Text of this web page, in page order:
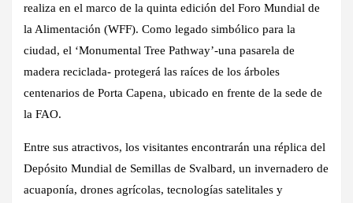
realiza en el marco de la quinta edición del Foro Mundial de
la Alimentación (WFF). Como legado simbólico para la
ciudad, el ‘Monumental Tree Pathway’-una pasarela de
madera reciclada- protegerá las raíces de los árboles
centenarios de Porta Capena, ubicado en frente de la sede de
la FAO.
Entre sus atractivos, los visitantes encontrarán una réplica del
Depósito Mundial de Semillas de Svalbard, un invernadero de
acuaponía, drones agrícolas, tecnologías satelitales y